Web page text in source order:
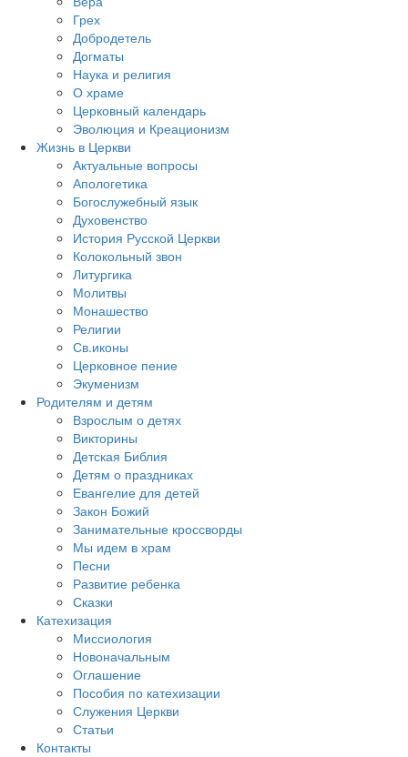
Грех
Добродетель
Догматы
Наука и религия
О храме
Церковный календарь
Эволюция и Креационизм
Жизнь в Церкви
Актуальные вопросы
Апологетика
Богослужебный язык
Духовенство
История Русской Церкви
Колокольный звон
Литургика
Молитвы
Монашество
Религии
Св.иконы
Церковное пение
Экуменизм
Родителям и детям
Взрослым о детях
Викторины
Детская Библия
Детям о праздниках
Евангелие для детей
Закон Божий
Занимательные кроссворды
Мы идем в храм
Песни
Развитие ребенка
Сказки
Катехизация
Миссиология
Новоначальным
Оглашение
Пособия по катехизации
Служения Церкви
Статьи
Контакты